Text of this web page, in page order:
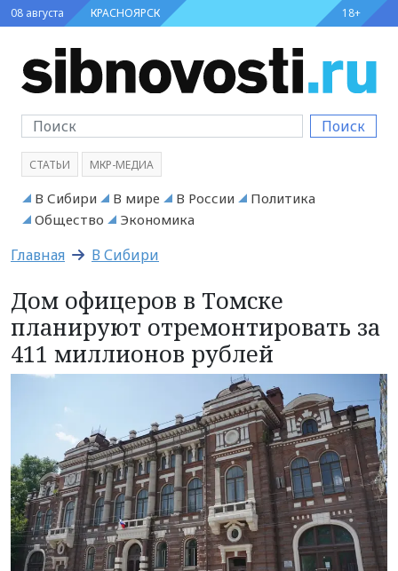
08 августа КРАСНОЯРСК 18+
Поиск
СТАТЬИ МКР-МЕДИА
В Сибири В мире В России
Политика
Общество
Экономика
Главная В Сибири
Дом офицеров в Томске
планируют отремонтировать за
411 миллионов рублей